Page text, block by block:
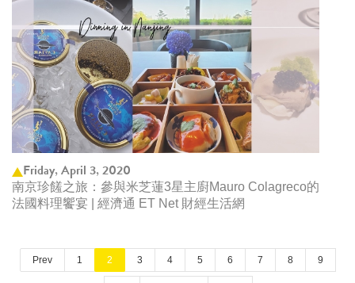
Friday, April 3, 2020
南京珍饈之旅：參與米芝蓮3星主廚Mauro Colagreco的
法國料理饗宴 | 經濟通 ET Net 財經生活網
Prev 1 2 3 4 5 6 7 8 9